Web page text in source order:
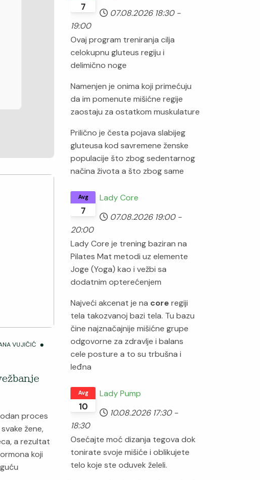
VUJIČIĆ
proces
žene,
a rezultat
koji
7
07.08.2026 18:30 -
19:00
Ovaj program treniranja cilja
celokupnu gluteus regiju i
delimično noge
Namenjen je onima koji primećuju
da im pomenute mišićne regije
zaostaju za ostatkom muskulature
Prilično je česta pojava slabijeg
gluteusa kod savremene ženske
populacije što zbog sedentarnog
načina života a što zbog same
7
Avg
Lady Core
07.08.2026 19:00 -
20:00
Lady Core je trening baziran na
Pilates Mat metodi uz elemente
Joge (Yoga) kao i vežbi sa
dodatnim opterećenjem
Najveći akcenat je na core regiji
tela takozvanoj bazi tela. Tu bazu
čine najznačajnije mišićne grupe
odgovorne za zdravlje i balans
cele posture a to su trbušna i
leđna
10
Avg
Lady Pump
10.08.2026 17:30 -
18:30
Osećajte moć dizanja tegova dok
tonirate svoje mišiće i oblikujete
telo koje ste oduvek želeli.